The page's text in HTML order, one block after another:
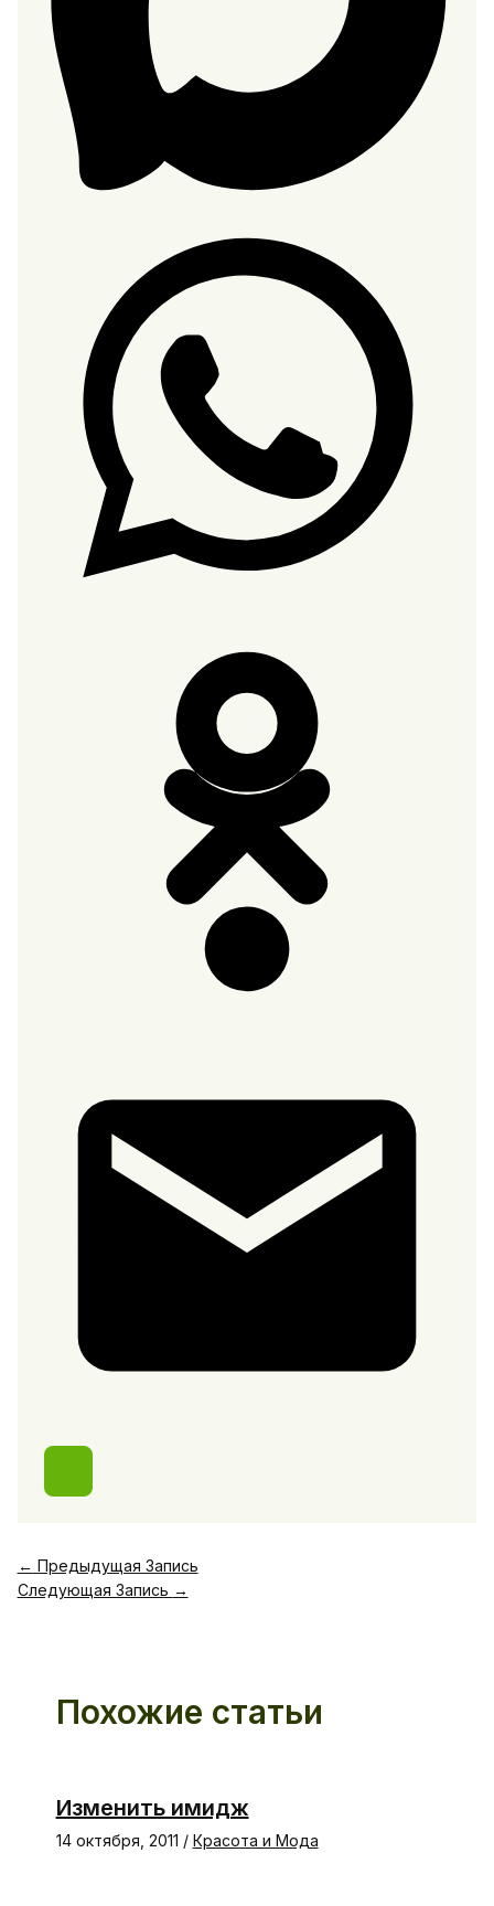
← Предыдущая Запись
Следующая Запись →
Похожие статьи
Изменить имидж
14 октября, 2011 / Красота и Мода